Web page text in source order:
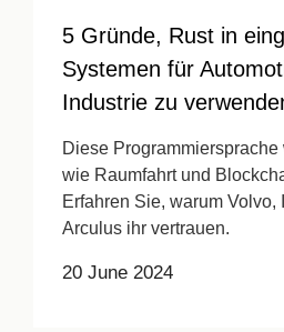
5 Gründe, Rust in
Systemen für
Industrie zu
Diese
wie Raumfahrt und
Erfahren Sie, warum Volvo,
Arculus ihr vertrauen.
20 June 2024